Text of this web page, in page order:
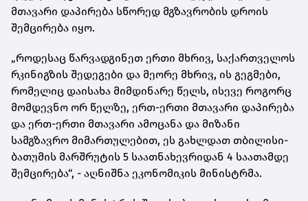
მთავარი დაპირება სწორედ მგზავრობის დროის
შემცირება იყო.
„როდესაც წარვადგინეთ ერთი მხრივ, საქართველოს
რკინიგზის შედეგები და მეორე მხრივ, ის გეგმები,
რომელიც დაისახა მიმდინარე წელს, ისევე როგორც
მომდევნო ორ წელზე, ერთ-ერთი მთავარი დაპირება
და ერთ-ერთი მთავარი ამოცანა და მიზანი
სამგზავრო მიმართულებით, ეს გახლდათ თბილისი-
ბათუმის მარშრუტის 5 საათნახევრიდან 4 საათამდე
შემცირება“, - აღნიშნა ეკონომიკის მინისტრმა.